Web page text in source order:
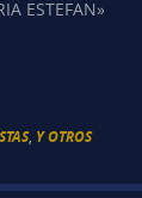
ESTEFAN»
, Y OTROS